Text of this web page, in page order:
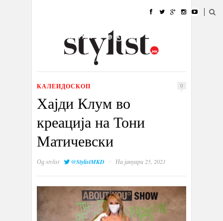
УБАВИНА
КУЛТУРА @РАБОТА
ИЗЛОГ
КАЛЕИДОСКОП 0
Хајди Клум во
креација на Тони
Матичевски
Одstylist @StylistMKD · На јануари 25, 2021